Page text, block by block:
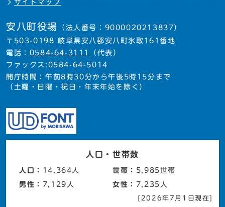
サイトマップ
安八町役場 （法人番号：9000020213837）
〒503-0198 岐阜県安八郡安八町氷取161番地
電話： 0584-64-3111
（代表）
ファックス:0584-64-5014
開庁時間：午前8時30分から午後5時15分まで
（土曜・日曜・祝日・年末年始を除く）
人口・世帯数
人口： 14,364人 世帯： 5,985世帯
男性： 7,129人 女性： 7,235人
[2026年7月1日現在]